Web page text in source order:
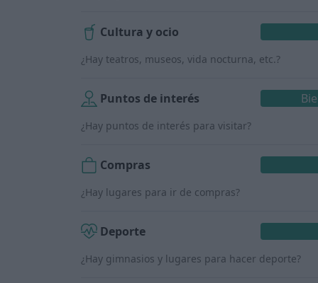
Cultura y ocio
¿Hay teatros, museos, vida nocturna, etc.?
Puntos de interés
¿Hay puntos de interés para visitar?
Compras
¿Hay lugares para ir de compras?
Deporte
¿Hay gimnasios y lugares para hacer deporte?